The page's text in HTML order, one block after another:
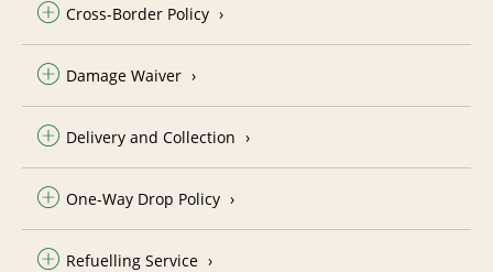
Cross-Border Policy
Damage Waiver
Delivery and Collection
One-Way Drop Policy
Refuelling Service